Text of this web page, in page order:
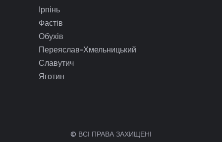
Ірпінь
Фастів
Обухів
Переяслав-Хмельницький
Славутич
Яготин
© ВСІ ПРАВА ЗАХИЩЕНІ